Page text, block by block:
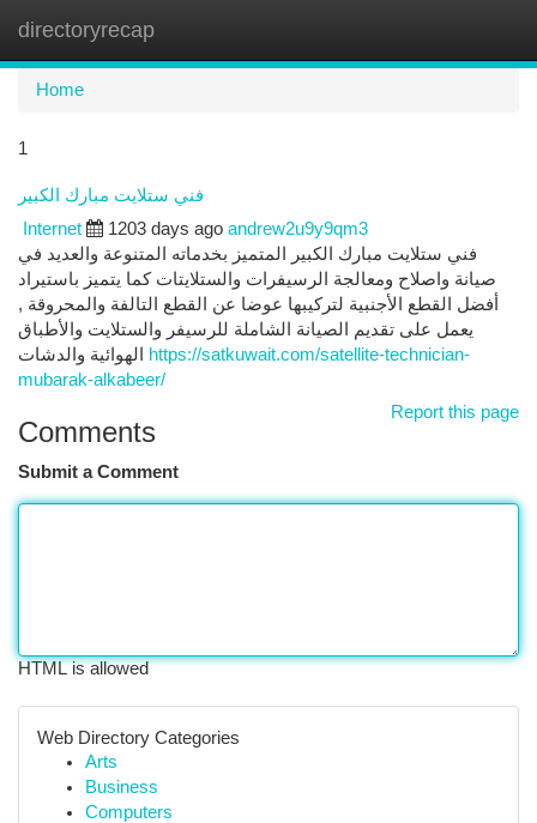
directoryrecap
Home
1
فني ستلايت مبارك الكبير
Internet 1203 days ago andrew2u9y9qm3
فني ستلايت مبارك الكبير المتميز بخدماته المتنوعة والعديد في
صيانة واصلاح ومعالجة الرسيفرات والستلايتات كما يتميز باستيراد
أفضل القطع الأجنبية لتركيبها عوضا عن القطع التالفة والمحروقة ,
يعمل على تقديم الصيانة الشاملة للرسيفر والستلايت والأطباق
https://satkuwait.com/satellite-technician-
mubarak-alkabeer/
Report this page
Comments
Submit a Comment
HTML is allowed
Web Directory Categories
Arts
Business
Computers